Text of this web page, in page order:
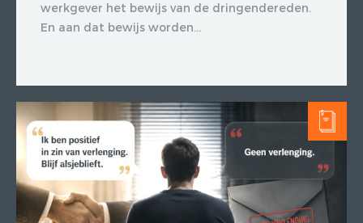
werkgever het bewijs van de dringendereden.
En aan dat bewijs worden...